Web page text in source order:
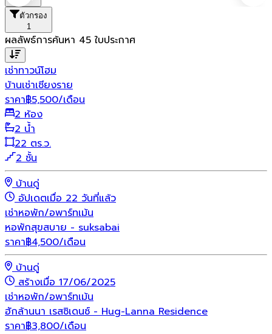
ตัวกรอง
1
ผลลัพธ์การค้นหา 45 ใบประกาศ
เช่าทาวน์โฮม
บ้านเช่าเชียงราย
ราคา฿5,500/เดือน
2 ห้อง
2 น้ำ
22 ตร.ว.
2 ชั้น
บ้านดู่
อัปเดตเมื่อ 22 วันที่แล้ว
เช่าหอพัก/อพาร์ทเม้น
หอพักสุขสบาย - suksabai
ราคา฿4,500/เดือน
บ้านดู่
สร้างเมื่อ 17/06/2025
เช่าหอพัก/อพาร์ทเม้น
ฮักล้านนา เรสซิเดนซ์ - Hug-Lanna Residence
ราคา฿3,800/เดือน